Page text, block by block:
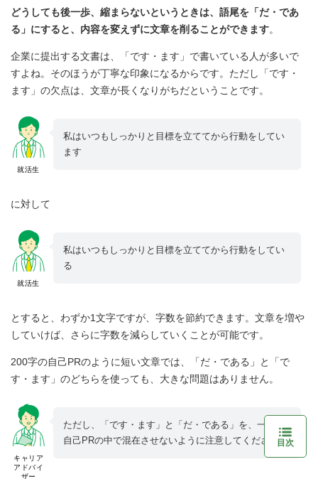
どうしても後一歩、縮まらないというときは、語尾を「だ・であ
る」にすると、内容を変えずに文章を削ることができます。
企業に提出する文書は、「です・ます」で書いている人が多いで
すよね。そのほうが丁寧な印象になるからです。ただし「です・
ます」の欠点は、文章が長くなりがちだということです。
就活生
私はいつもしっかりと目標を立ててから行動をしてい
ます
に対して
就活生
私はいつもしっかりと目標を立ててから行動をしてい
る
とすると、わずか1文字ですが、字数を節約できます。文章を増や
していけば、さらに字数を減らしていくことが可能です。
200字の自己PRのように短い文章では、「だ・である」と「で
す・ます」のどちらを使っても、大きな問題はありません。
キャリア
アドバイ
ザー
ただし、「です・ます」と「だ・である」を、一つの
自己PRの中で混在させないように注意してください。
目次